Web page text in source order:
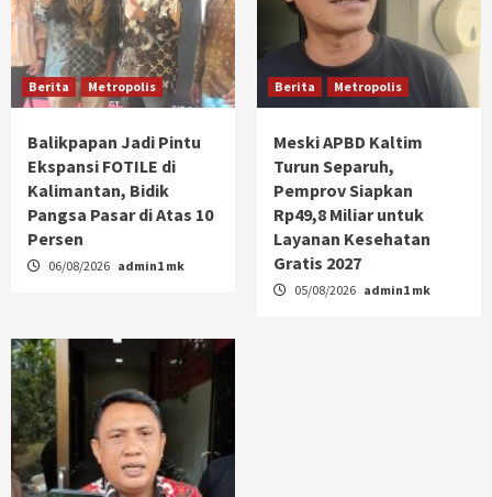
Berita Metropolis
Balikpapan Jadi Pintu
Ekspansi FOTILE di
Kalimantan, Bidik
Pangsa Pasar di Atas 10
Persen
06/08/2026 admin1 mk
Berita Metropolis
Meski APBD Kaltim
Turun Separuh,
Pemprov Siapkan
Rp49,8 Miliar untuk
Layanan Kesehatan
Gratis 2027
05/08/2026 admin1 mk